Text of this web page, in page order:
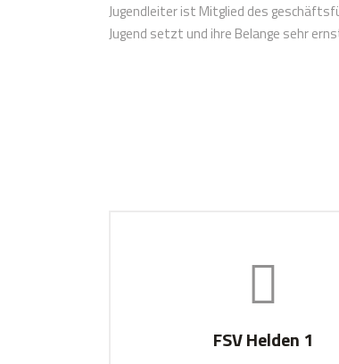
Jugendleiter ist Mitglied des
Jugend setzt und ihre Belange sehr
FSV Helden 1